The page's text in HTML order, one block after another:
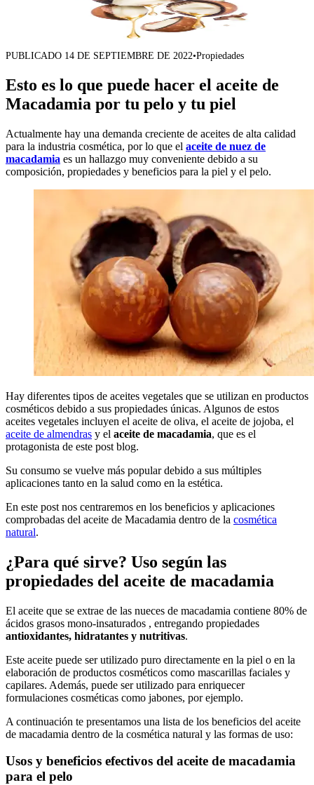
PUBLICADO 14 DE SEPTIEMBRE DE 2022•Propiedades
Esto es lo que puede hacer el aceite de
Macadamia por tu pelo y tu piel
Actualmente hay una demanda creciente de aceites de alta calidad
para la industria cosmética, por lo que el aceite de nuez de
macadamia es un hallazgo muy conveniente debido a su
composición, propiedades y beneficios para la piel y el pelo.
Hay diferentes tipos de aceites vegetales que se utilizan en productos
cosméticos debido a sus propiedades únicas. Algunos de estos
aceites vegetales incluyen el aceite de oliva, el aceite de jojoba, el
aceite de almendras y el aceite de macadamia, que es el
protagonista de este post blog.
Su consumo se vuelve más popular debido a sus múltiples
aplicaciones tanto en la salud como en la estética.
En este post nos centraremos en los beneficios y aplicaciones
comprobadas del aceite de Macadamia dentro de la cosmética
natural.
¿Para qué sirve? Uso según las
propiedades del aceite de macadamia
El aceite que se extrae de las nueces de macadamia contiene 80% de
ácidos grasos mono-insaturados , entregando propiedades
antioxidantes, hidratantes y nutritivas.
Este aceite puede ser utilizado puro directamente en la piel o en la
elaboración de productos cosméticos como mascarillas faciales y
capilares. Además, puede ser utilizado para enriquecer
formulaciones cosméticas como jabones, por ejemplo.
A continuación te presentamos una lista de los beneficios del aceite
de macadamia dentro de la cosmética natural y las formas de uso:
Usos y beneficios efectivos del aceite de macadamia
para el pelo